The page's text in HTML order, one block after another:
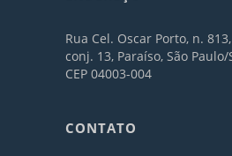
Rua Cel. Oscar Porto, n. 813,
conj. 13, Paraíso, São Paulo/
CEP 04003-004
CONTATO